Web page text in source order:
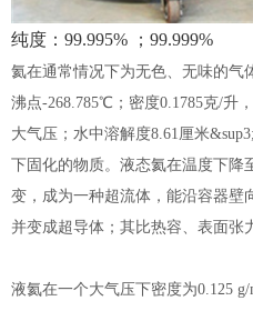
纯度：99.995% ；99.999%
氦在通常情况下为无色、无味的气
沸点-268.785℃；密度0.1785克/升
大气压；水中溶解度8.61厘米
下固化的物质。液态氦在温度下降
变，成为一种超流体，能沿容器壁
并变成超导体；其比热容、表面张
液氦在一个大气压下密度为0.125 g/